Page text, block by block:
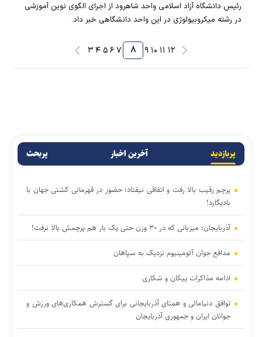
رئیس دانشگاه آزاد اسلامی واحد شاهرود از اجرای الگوی نوین آموزشی
در رشته میکروبیولوژی در این واحد دانشگاهی خبر داد.
۳ ۴ ۵ ۶ ۷ ۸ ۹ ۱۰ ۱۱ ۱۲
پربازدید آخرین اخبار پربحث
پرچم رقیب بالا رفت و اتفاقی نیفتاد؛ حضور در قهرمانی کشتی جهان با
بادیگارد!
آذربایجان؛ میزبانی که در ۳۰ وزن حتی یک بار هم پرچمش بالا نرفت!
مدافع جوان آلومینیوم نزدیک به سپاهان
ادامه مذاکرات پیکان و شکاری
توافق دنیامالی و همتای آذربایجانی برای گسترش همکاری‌های ورزش و
جوانان ایران و جمهوری آذربایجان